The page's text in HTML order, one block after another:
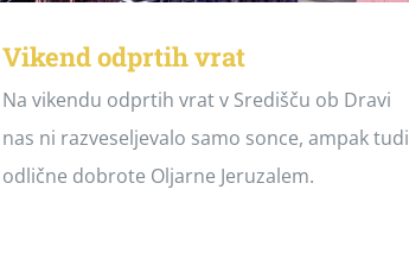
Vikend odprtih vrat
Na vikendu odprtih vrat v Središču ob Dravi
nas ni razveseljevalo samo sonce, ampak tudi
odlične dobrote Oljarne Jeruzalem.